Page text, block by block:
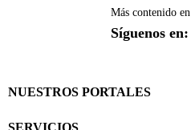
Más contenido en
Síguenos en:
NUESTROS PORTALES
SERVICIOS